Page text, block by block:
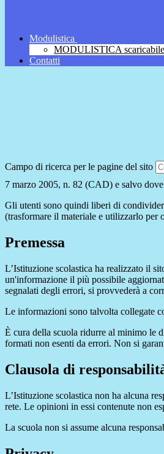
Modulistica
MODULISTICA
Contatti
Campo di ricerca per le pagine del sito
7 marzo 2005, n. 82 (CAD) e salvo
Gli utenti sono quindi liberi di
(trasformare il materiale e utilizzarlo per
Premessa
L’Istituzione scolastica ha realizzato il
un'informazione il più possibile
segnalati degli errori, si provvederà a
Le informazioni sono talvolta collegate
È cura della scuola ridurre al minimo le
formati non esenti da errori. Non si
Clausola di
L’Istituzione scolastica non ha alcuna
rete. Le opinioni in essi contenute non
La scuola non si assume alcuna